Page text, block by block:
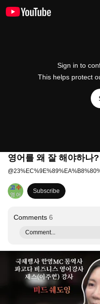
Sign in to
This helps protect
영어를 왜 잘 해야하나
@
Subscribe
Comments 6
Comment...